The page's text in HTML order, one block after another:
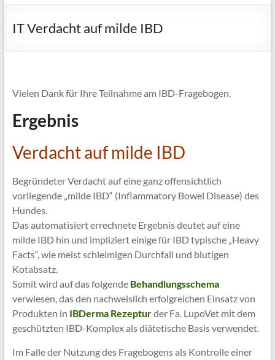
IT Verdacht auf milde IBD
Vielen Dank für Ihre Teilnahme am IBD-Fragebogen.
Ergebnis
Verdacht auf milde IBD
Begründeter Verdacht auf eine ganz offensichtlich
vorliegende „milde IBD“ (Inflammatory Bowel Disease) des
Hundes.
Das automatisiert errechnete Ergebnis deutet auf eine
milde IBD hin und impliziert einige für IBD typische „Heavy
Facts“, wie meist schleimigen Durchfall und blutigen
Kotabsatz.
Somit wird auf das folgende Behandlungsschema
verwiesen, das den nachweislich erfolgreichen Einsatz von
Produkten in IBDerma Rezepturder Fa. LupoVet mit dem
geschützten IBD-Komplex als diätetische Basis verwendet.
Im Falle der Nutzung des Fragebogens als Kontrolle einer